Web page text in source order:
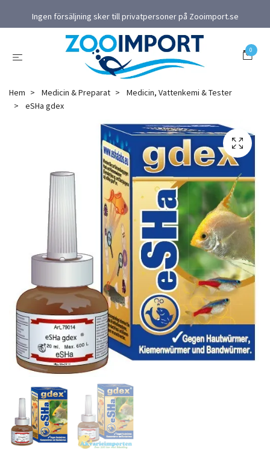
Ingen försäljning sker till privatpersoner på Zooimport.se
0
Hem Medicin & Preparat
Medicin, Vattenkemi & Tester
eSHa gdex